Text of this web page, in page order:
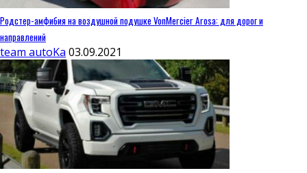
Родстер-амфибия на воздушной подушке VonMercier Arosa: для дорог и
направлений
team autoKa 03.09.2021